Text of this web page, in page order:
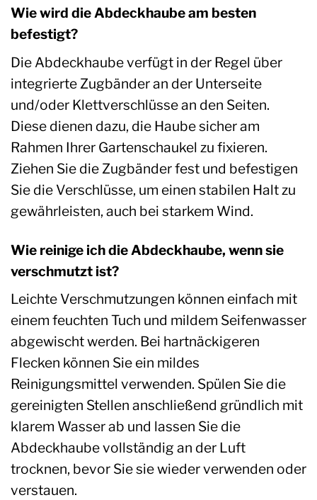
Wie wird die Abdeckhaube am besten
befestigt?
Die Abdeckhaube verfügt in der Regel über
integrierte Zugbänder an der Unterseite
und/oder Klettverschlüsse an den Seiten.
Diese dienen dazu, die Haube sicher am
Rahmen Ihrer Gartenschaukel zu fixieren.
Ziehen Sie die Zugbänder fest und befestigen
Sie die Verschlüsse, um einen stabilen Halt zu
gewährleisten, auch bei starkem Wind.
Wie reinige ich die Abdeckhaube, wenn sie
verschmutzt ist?
Leichte Verschmutzungen können einfach mit
einem feuchten Tuch und mildem Seifenwasser
abgewischt werden. Bei hartnäckigeren
Flecken können Sie ein mildes
Reinigungsmittel verwenden. Spülen Sie die
gereinigten Stellen anschließend gründlich mit
klarem Wasser ab und lassen Sie die
Abdeckhaube vollständig an der Luft
trocknen, bevor Sie sie wieder verwenden oder
verstauen.